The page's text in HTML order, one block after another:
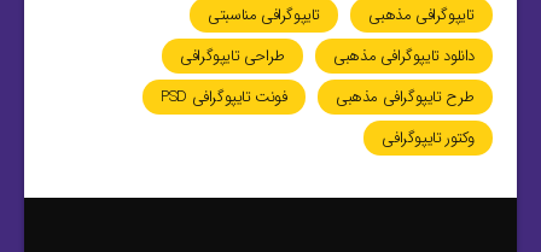
تایپوگرافی مذهبی
تایپوگرافی مناسبتی
دانلود تایپوگرافی مذهبی
طراحی تایپوگرافی
طرح تایپوگرافی مذهبی
فونت تایپوگرافی PSD
وکتور تایپوگرافی